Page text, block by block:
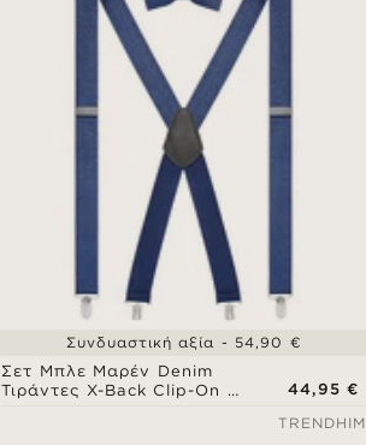
Σετ Μπλε Μαρέν Denim
Τιράντες X-Back Clip-On &
44,95 €
Συνδυαστική αξία - 54,90 €
TRENDHIM